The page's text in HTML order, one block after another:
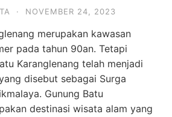
· NOVEMBER 24, 2023
merupakan kawasan
pada tahun 90an. Tetapi
Karanglenang telah menjadi
disebut sebagai Surga
Gunung Batu
destinasi wisata alam yang